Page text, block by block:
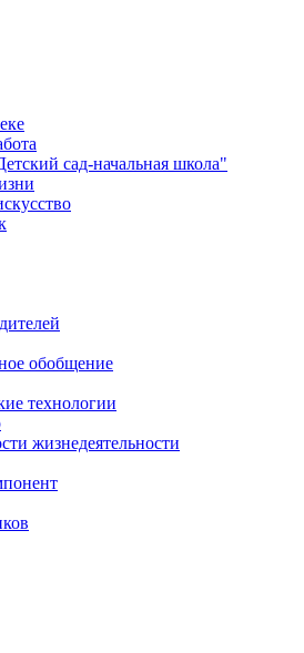
сад-начальная школа"
обобщение
технологии
жизнедеятельности